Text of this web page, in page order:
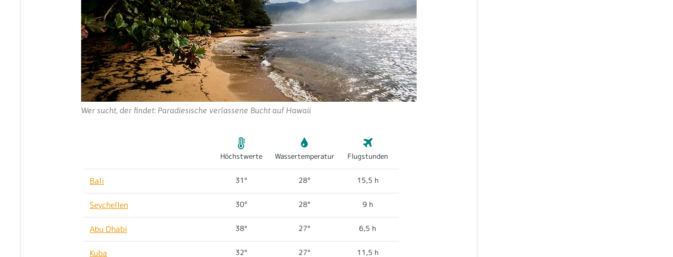
Wer sucht, der findet: Paradiesische verlassene Bucht auf Hawaii
Höchstwerte Wassertemperatur Flugstunden
Bali 31° 28° 15,5 h
Seychellen 30° 28° 9 h
Abu Dhabi 38° 27° 6,5 h
Kuba 32° 27° 11,5 h